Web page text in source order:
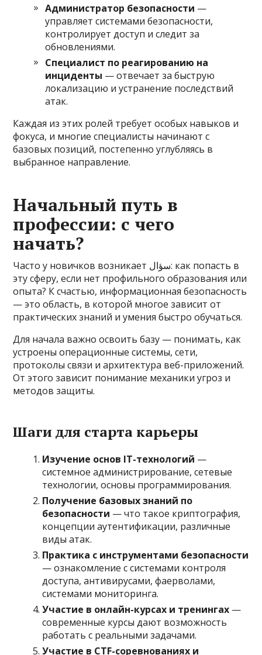
Администратор безопасности —
управляет системами безопасности,
контролирует доступ и следит за
обновлениями.
Специалист по реагированию на
инциденты — отвечает за быструю
локализацию и устранение последствий
атак.
Каждая из этих ролей требует особых навыков и
фокуса, и многие специалисты начинают с
базовых позиций, постепенно углубляясь в
выбранное направление.
Начальный путь в
профессии: с чего
начать?
Часто у новичков возникает سؤال: как попасть в
эту сферу, если нет профильного образования или
опыта? К счастью, информационная безопасность
— это область, в которой многое зависит от
практических знаний и умения быстро обучаться.
Для начала важно освоить базу — понимать, как
устроены операционные системы, сети,
протоколы связи и архитектура веб-приложений.
От этого зависит понимание механики угроз и
методов защиты.
Шаги для старта карьеры
Изучение основ IT-технологий —
системное администрирование, сетевые
технологии, основы программирования.
Получение базовых знаний по
безопасности — что такое криптография,
концепции аутентификации, различные
виды атак.
Практика с инструментами безопасности
— ознакомление с системами контроля
доступа, антивирусами, фаерволами,
системами мониторинга.
Участие в онлайн-курсах и тренингах —
современные курсы дают возможность
работать с реальными задачами.
Участие в CTF-соревнованиях и